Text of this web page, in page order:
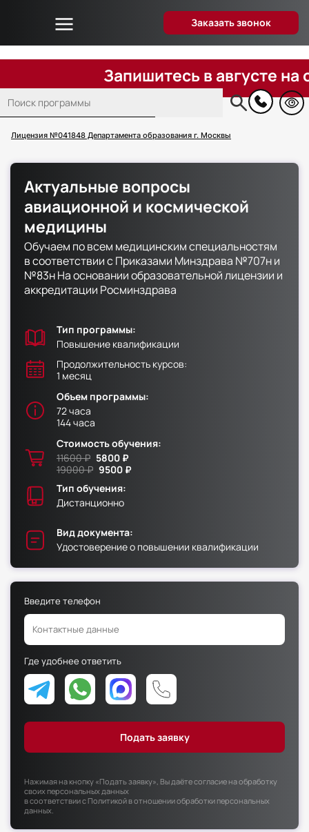
Лицензия №041848 Департамента образования г. Москвы
Заказать звонок
Основная
навигация
Об университете
Дистанционное образование
Преподаватели
Вопрос-ответ
Способы оплаты
Поступающим
Контакты
Факультет физической культуры и спорта
Юридический факультет
Факультет менеджмента и экономики
Факультет педагогики
Факультет психологии
Факультет рекламы и связей с общественностью
Факультет социальной работы
Факультет физической культуры и спорта
Юридический факультет
Факультет менеджмента и экономики
Факультет педагогики
Факультет психологии
Запишитесь в августе на
Актуальные вопросы
авиационной и космической
медицины
Обучаем по всем медицинским специальностям
в соответствии с Приказами Минздрава №707н и
№83н На основании образовательной лицензии и
аккредитации Росминздрава
Тип программы:
Повышение квалификации
Продолжительность курсов:
1 месяц
Объем программы:
72 часа
144 часа
Стоимость обучения:
11600 ₽ 5800 ₽
19000 ₽ 9500 ₽
Тип обучения:
Дистанционно
Вид документа:
Удостоверение о повышении квалификации
Введите телефон
Где удобнее ответить
Нажимая на кнопку «Подать заявку», Вы даёте согласие на обработку
своих персональных данных
в соответствии сПолитикой в отношении обработки персональных
данных.